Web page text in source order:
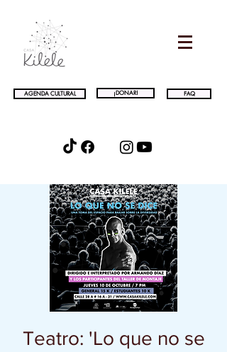
AGENDA CULTURAL ¡DONAR! FAQ
Teatro: 'Lo que no se